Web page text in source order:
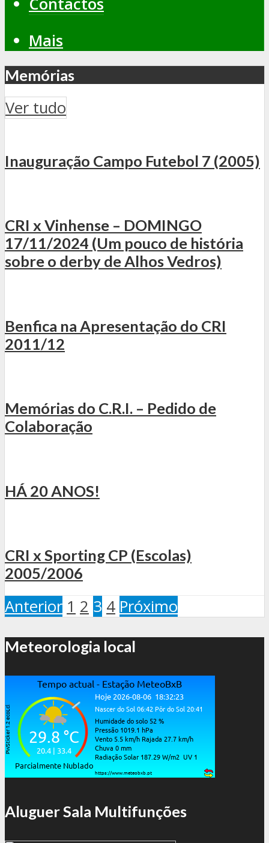
Mais
Memórias
Ver tudo
Inauguração Campo Futebol 7 (2005)
CRI x Vinhense – DOMINGO
17/11/2024 (Um pouco de história
sobre o derby de Alhos Vedros)
Benfica na Apresentação do CRI
2011/12
Memórias do C.R.I. – Pedido de
Colaboração
HÁ 20 ANOS!
CRI x Sporting CP (Escolas)
2005/2006
Anterior 1 2 3 4 Próximo
Meteorologia local
Aluguer Sala Multifunções